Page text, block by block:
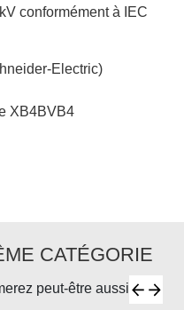
conformément à IEC
Electric)
XB4BVB4
CATÉGORIE
peut-être aussi